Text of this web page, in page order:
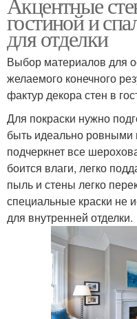
гостиной и
для отделки
Выбор материалов для
желаемого конечного
фактур декора стен в
Для покраски нужно
быть идеально ровными
подчеркнет все
боится влаги, легко
пыль и стены легко
специальные краски не
для внутренней отделки.